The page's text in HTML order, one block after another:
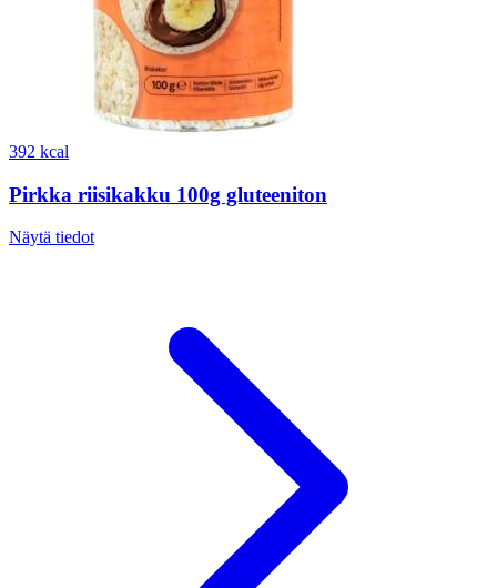
392 kcal
Pirkka riisikakku 100g gluteeniton
Näytä tiedot